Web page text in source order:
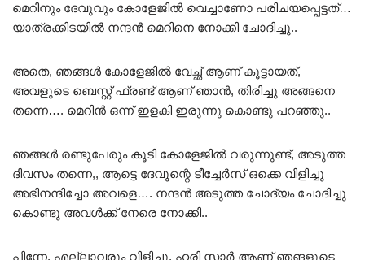
മെറിനും ദേവുവും കോളേജിൽ വെച്ചാണോ പരിചയപ്പെട്ടത്…
യാത്രക്കിടയിൽ നന്ദൻ മെറിനെ നോക്കി ചോദിച്ചു..
അതെ, ഞങ്ങൾ കോളേജിൽ വേച്ഛ് ആണ് കൂട്ടായത്,
അവളുടെ ബെസ്റ്റ് ഫ്രണ്ട് ആണ് ഞാൻ, തിരിച്ചു അങ്ങനെ
തന്നെ…. മെറിൻ ഒന്ന് ഇളകി ഇരുന്നു കൊണ്ടു പറഞ്ഞു..
ഞങ്ങൾ രണ്ടുപേരും കൂടി കോളേജിൽ വരുന്നുണ്ട്, അടുത്ത
ദിവസം തന്നെ,, ആട്ടെ ദേവൂന്റെ ടീച്ചേർസ് ഒക്കെ വിളിച്ചു
അഭിനന്ദിച്ചോ അവളെ…. നന്ദൻ അടുത്ത ചോദ്യം ചോദിച്ചു
കൊണ്ടു അവൾക്ക് നേരെ നോക്കി..
പിന്നേ, എല്ലാവരും വിളിച്ചു, ഹരി സാർ ആണ് ഞങളുടെ